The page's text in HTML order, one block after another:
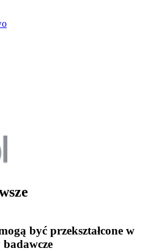
być przekształcone w